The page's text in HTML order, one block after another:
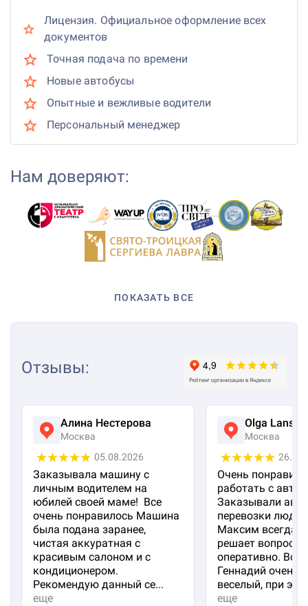
Лицензия. Официальное оформление всех
документов
Точная подача по времени
Новые автобусы
Опытные и вежливые водители
Персональный менеджер
Нам доверяют:
ПОКАЗАТЬ ВСЕ
Отзывы:
Алина Нестерова
Москва
05.08.2026
Заказывала машину с
личным водителем на
юбилей своей маме! Все
очень понравилось Машина
была подана заранее,
чистая аккуратная с
красивым салоном и с
кондиционером.
Рекомендую данный се...
еще
Olga
Москва
Очень
работать с авто
Заказывали
перевозки
Максим всегда
решает вопросы
оперативно.
Геннадий очень
веселый, при эт...
еще